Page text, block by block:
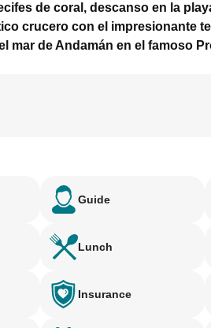
de coral, descanso en la
crucero con el impresionante
mar de Andamán en el famoso
Guide
Lunch
Insurance